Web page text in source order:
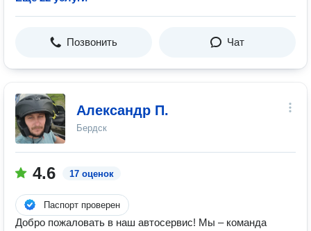
Позвонить Чат
Александр П.
Бердск
4.6 17 оценок
Паспорт проверен
Добро пожаловать в наш автосервис! Мы – команда